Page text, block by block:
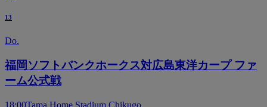
13
Do.
福岡ソフトバンクホークス対広島東洋カープ ファ
ーム公式戦
18:00Tama Home Stadium Chikugo